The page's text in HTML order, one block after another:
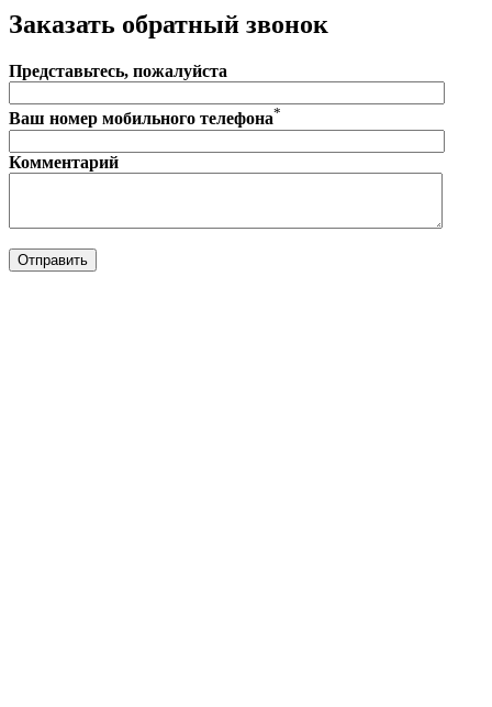
Заказать обратный звонок
Представьтесь, пожалуйста
Ваш номер мобильного телефона*
Комментарий